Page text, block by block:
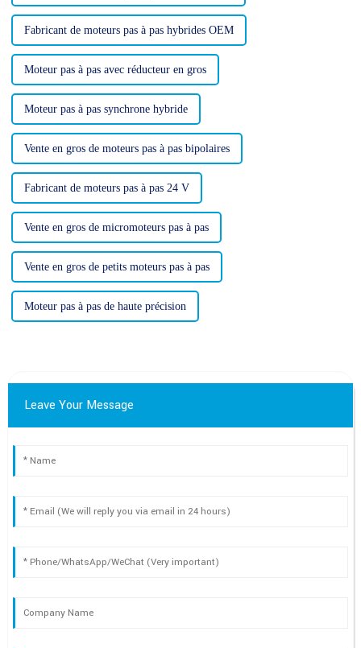
Fabricant de moteurs pas à pas hybrides OEM
Moteur pas à pas avec réducteur en gros
Moteur pas à pas synchrone hybride
Vente en gros de moteurs pas à pas bipolaires
Fabricant de moteurs pas à pas 24 V
Vente en gros de micromoteurs pas à pas
Vente en gros de petits moteurs pas à pas
Moteur pas à pas de haute précision
Leave Your Message